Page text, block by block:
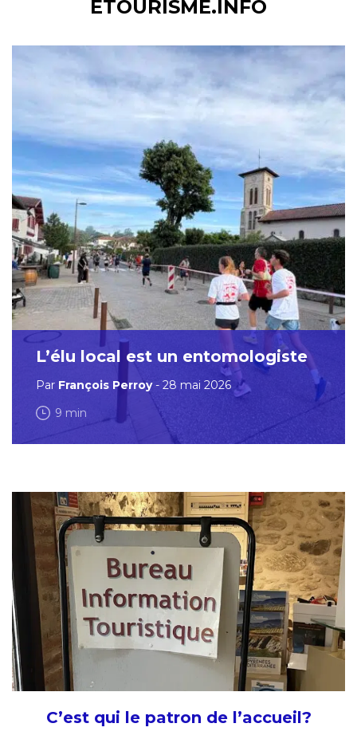
ETOURISME.INFO
L’élu local est un entomologiste
Par François Perroy- 28 mai 2026
9 min
C’est qui le patron de l’accueil?